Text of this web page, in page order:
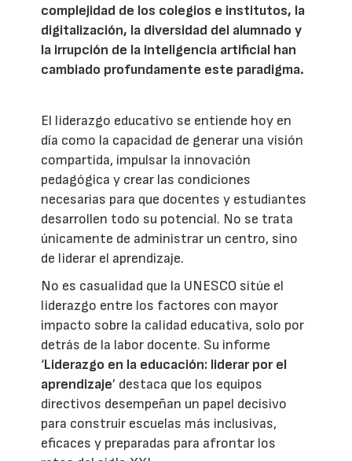
complejidad de los colegios e institutos, la
digitalización, la diversidad del alumnado y
la irrupción de la inteligencia artificial han
cambiado profundamente este paradigma.
El liderazgo educativo se entiende hoy en
día como la capacidad de generar una visión
compartida, impulsar la innovación
pedagógica y crear las condiciones
necesarias para que docentes y estudiantes
desarrollen todo su potencial. No se trata
únicamente de administrar un centro, sino
de liderar el aprendizaje.
No es casualidad que la UNESCO sitúe el
liderazgo entre los factores con mayor
impacto sobre la calidad educativa, solo por
detrás de la labor docente. Su informe
‘Liderazgo en la educación: liderar por el
aprendizaje’ destaca que los equipos
directivos desempeñan un papel decisivo
para construir escuelas más inclusivas,
eficaces y preparadas para afrontar los